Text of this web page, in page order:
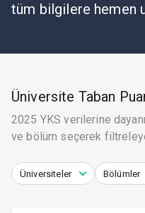
tüm bilgilere hemen
Üniversite Taban
2025 YKS verilerine
ve bölüm seçerek
Üniversiteler Bölümler